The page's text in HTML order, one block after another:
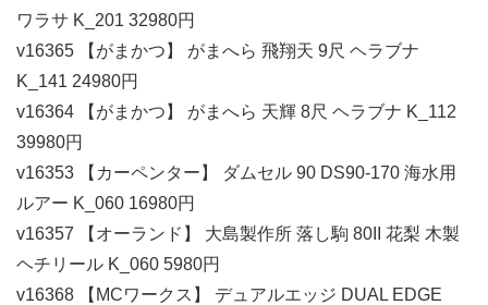
ワラサ K_201 32980円
v16365 【がまかつ】 がまへら 飛翔天 9尺 ヘラブナ
K_141 24980円
v16364 【がまかつ】 がまへら 天輝 8尺 ヘラブナ K_112
39980円
v16353 【カーペンター】 ダムセル 90 DS90-170 海水用
ルアー K_060 16980円
v16357 【オーランド】 大島製作所 落し駒 80II 花梨 木製
ヘチリール K_060 5980円
v16368 【MCワークス】 デュアルエッジ DUAL EDGE